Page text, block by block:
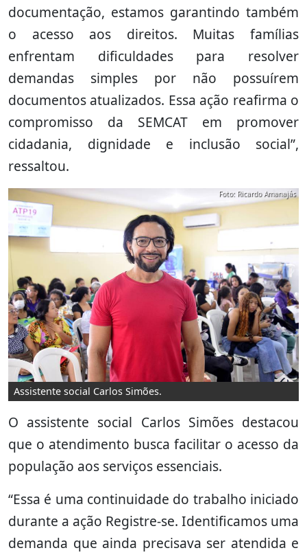
documentação, estamos garantindo também
o acesso aos direitos. Muitas famílias
enfrentam dificuldades para resolver
demandas simples por não possuírem
documentos atualizados. Essa ação reafirma o
compromisso da SEMCAT em promover
cidadania, dignidade e inclusão social”,
ressaltou.
Assistente social Carlos Simões.
Foto: Ricardo Amanajás
O assistente social Carlos Simões destacou
que o atendimento busca facilitar o acesso da
população aos serviços essenciais.
“Essa é uma continuidade do trabalho iniciado
durante a ação Registre-se. Identificamos uma
demanda que ainda precisava ser atendida e